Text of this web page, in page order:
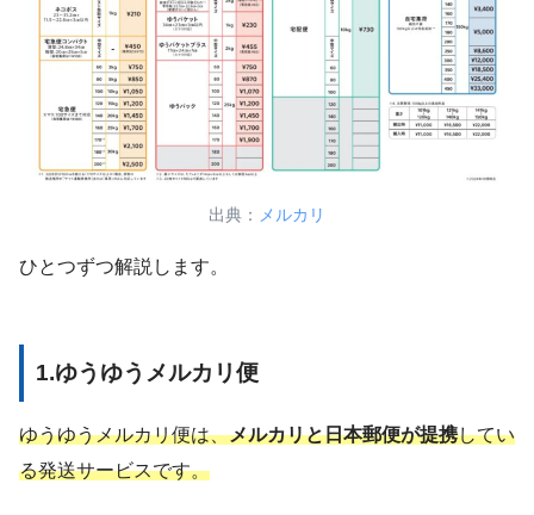
出典： メルカリ
ひとつずつ解説します。
1.ゆうゆうメルカリ便
ゆうゆうメルカリ便は、メルカリと日本郵便が提携してい
る発送サービスです。